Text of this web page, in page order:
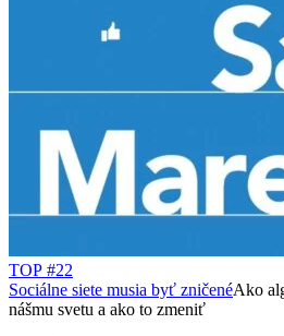
TOP #22
Sociálne siete musia byť zničenéAko
nášmu svetu a ako to zmeniť